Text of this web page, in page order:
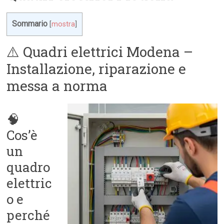
Sommario [mostra
⚠️ Quadri elettrici Modena –
Installazione, riparazione e
messa a norma
🧠
Cos’è
un
quadro
elettric
o e
perché